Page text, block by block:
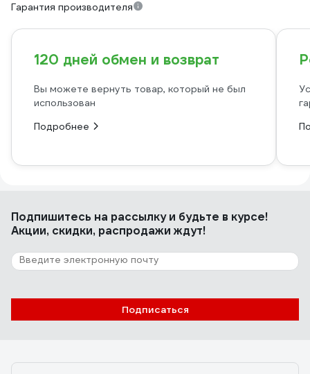
Гарантия производителя
120 дней обмен и возврат
Вы можете вернуть товар, который не был
использован
Подробнее
Подпишитесь на рассылкуи будьте в курсе!
Акции, скидки, распродажи ждут!
Подписаться